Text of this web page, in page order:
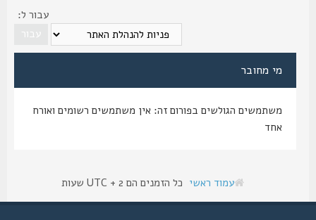
עבור ל:
מי מחובר
משתמשים הגולשים בפורום זה: אין משתמשים רשומים ואורח
עמוד ראשי כל הזמנים הם UTC + 2 שעות